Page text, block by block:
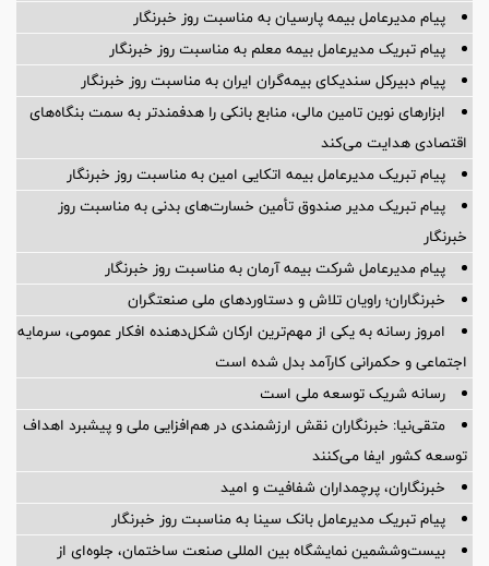
پیام مدیرعامل بیمه پارسیان به مناسبت روز خبرنگار
پیام تبریک مدیرعامل بیمه معلم به مناسبت روز خبرنگار
پیام دبیرکل سندیکای بیمه‌گران ایران به مناسبت روز خبرنگار
ابزارهای نوین تامین مالی، منابع بانکی را هدفمندتر به سمت بنگاه‌های
اقتصادی هدایت می‌کند
پیام تبریک مدیرعامل بیمه اتکایی امین به مناسبت روز خبرنگار
پیام تبریک مدیر صندوق تأمین خسارت‌های بدنی به مناسبت روز
خبرنگار
پیام مدیرعامل شرکت بیمه آرمان به مناسبت روز خبرنگار
خبرنگاران؛ راویان تلاش و دستاوردهای ملی صنعتگران
امروز رسانه به یکی از مهم‌ترین ارکان شکل‌دهنده افکار عمومی، سرمایه
اجتماعی و حکمرانی کارآمد بدل شده است
رسانه شریک توسعه ملی است
متقی‌نیا: خبرنگاران نقش ارزشمندی در هم‌افزایی ملی و پیشبرد اهداف
توسعه کشور ایفا می‌کنند
خبرنگاران، پرچمداران شفافیت و امید
پیام تبریک مدیرعامل بانک سینا به مناسبت روز خبرنگار
بیست‌وششمین نمایشگاه بین المللی صنعت ساختمان، جلوه‌ای از